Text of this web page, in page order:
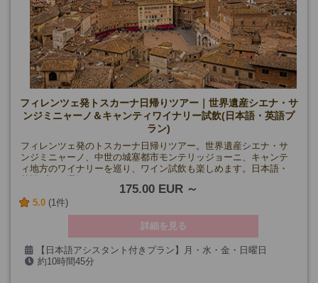
フィレンツェ発トスカーナ日帰りツアー｜世界遺産シエナ・サ
ンジミニャーノ＆キャンティワイナリー試飲(日本語・英語プ
ラン)
フィレンツェ発のトスカーナ日帰りツアー。世界遺産シエナ・サ
ンジミニャーノ、中世の城塞都市モンテリッジョーニ、キャンテ
ィ地方のワイナリーを巡り、ワイン試飲も楽しめます。日本語・
175.00 EUR
5.0 (1件)
詳細を見る
【日本語アシスタント付きプラン】月・水・金・日曜日
【英語アシスタント付きプラン】毎日
約10時間45分